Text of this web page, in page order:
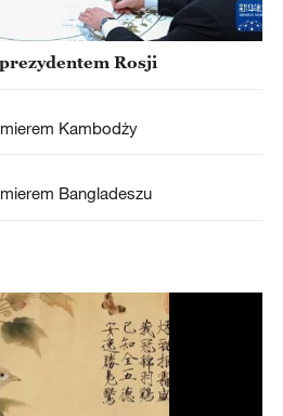
Rosji
Kambodży
Bangladeszu